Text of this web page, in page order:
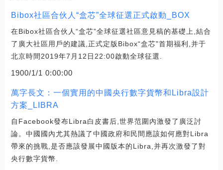
Bibox社區合伙人“盒芯”全球征選正式啟動_BOX
在Bibox社區合伙人“盒芯”全球征選社區意見稿的基礎上,結合
了廣大社區用戶的建議,正式定版Bibox“盒芯”首期福利,并于
北京時間2019年7月12日22:00啟動全球征選.
1900/1/1 0:00:00
萬字長文：一個實用的中國央行數字貨幣和Libra設計
方案_LIBRA
自Facebook發布Libra白皮書后,世界范圍內激發了廣泛討
論。中國國內尤其熱議了中國政府和民間應該如何應對Libra
帶來的挑戰,是否應該發展中國版本的Libra,并再次激發了對
央行數字貨幣.